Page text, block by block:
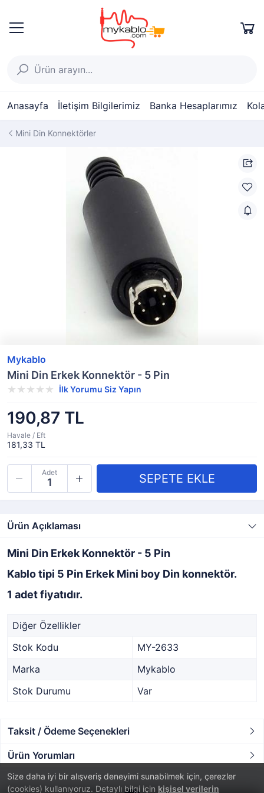
Anasayfa İletişim Bilgilerimiz Banka Hesaplarımız
Size daha iyi bir alışveriş deneyimi sunabilmek için, çerezler
(cookies) kullanıyoruz. Detaylı bilgi için kişisel verilerin
Mini Din Konnektörler
Mykablo
Mini Din Erkek Konnektör - 5 Pin
İlk Yorumu Siz Yapın
190,87 TL
Havale / Eft
181,33 TL
Adet
Ürün Açıklaması
Mini Din Erkek Konnektör - 5 Pin
Kablo tipi 5 Pin Erkek Mini boy Din konnektör.
1 adet fiyatıdır.
Diğer Özellikler
Stok Kodu
MY-2633
Marka
Mykablo
Stok Durumu
Var
Taksit / Ödeme Seçenekleri
Ürün Yorumları